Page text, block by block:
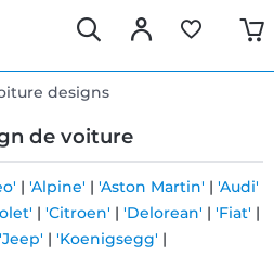
designs
de voiture
| 'Alpine' | 'Aston Martin' | 'Audi'
| 'Citroen' | 'Delorean' | 'Fiat' |
'Jeep' | 'Koenigsegg' |